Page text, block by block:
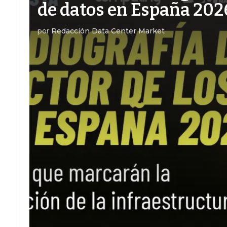
de datos en España
por Redacción Data Center Market